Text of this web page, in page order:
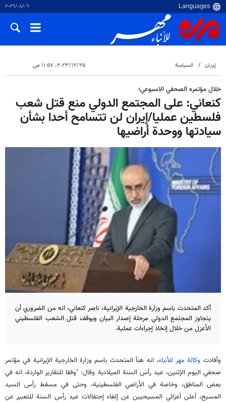
٠٦‏/٠٨‏/٢٠٢٦
إيران السياسة ٢٥‏/١٢‏/٢٠٢٣، ١١:٥٧ ص
خلال مؤتمره الصحفي الاسبوعي؛
كنعاني: على المجتمع الدولي منع قتل شعب
فلسطين عمليا/إيران لن تتسامح أحدا بشأن
سيادتها ووحدة أراضيها
أكد المتحدث باسم وزارة الخارجية الإيرانية، ناصر كنعاني، انه من الضروري أن
يتجاوز المجتمع الدولي مرحلة إصدار البيان ويوقف قتل الشعب الفلسطيني
الأعزل من خلال إتخاذ إجراءات عملية.
وأفادت وكالة مهر للأنباء، انه هنأ المتحدث باسم وزارة الخارجية الإيرانية في مؤتمر
صحفي اليوم الإثنين، عيد رأس السنة الميلادية وقال: "وفقا للتقارير الواردة، انه في
بعض المناطق، وخاصة في الأراضي الفلسطينية، وحتى في مسقط رأس السيد
المسيح، أعلن أعزائي المسيحيين عن إلغاء إحتفالات عيد رأس السنة للتعبير عن